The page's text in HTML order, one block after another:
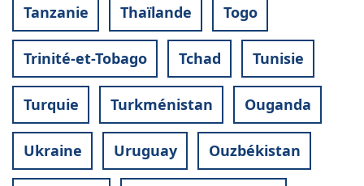
Tanzanie Thaïlande Togo
Trinité-et-Tobago Tchad Tunisie
Turquie Turkménistan Ouganda
Ukraine Uruguay Ouzbékistan